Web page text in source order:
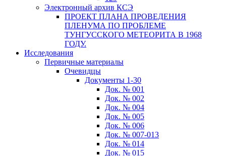
Электронный архив КСЭ
ПРОЕКТ ПЛАНА ПРОВЕДЕНИЯ
ПЛЕНУМА ПО ПРОБЛЕМЕ
ТУНГУССКОГО МЕТЕОРИТА В 1968
ГОДУ.
Исследования
Первичные материалы
Очевидцы
Документы 1-30
Док. № 001
Док. № 002
Док. № 004
Док. № 005
Док. № 006
Док. № 007-013
Док. № 014
Док. № 015